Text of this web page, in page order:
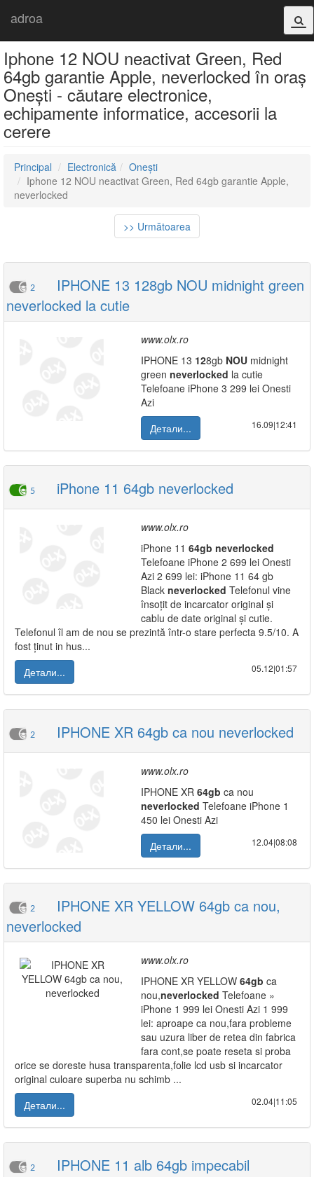
adroa
Iphone 12 NOU neactivat Green, Red
64gb garantie Apple, neverlocked în oraș
Onești - căutare electronice,
echipamente informatice, accesorii la
cerere
Principal Electronică
Onești
Iphone 12 NOU neactivat Green, Red 64gb garantie Apple,
neverlocked
>> Următoarea
2
IPHONE 13 128gb NOU midnight green
neverlocked la cutie
www.olx.ro
IPHONE 13 128gb NOU midnight
green neverlocked la cutie
Telefoane iPhone 3 299 lei Onesti
Azi
Детали...
16.09|12:41
5 iPhone 11 64gb neverlocked
www.olx.ro
iPhone 11 64gb neverlocked
Telefoane iPhone 2 699 lei Onesti
Azi 2 699 lei: iPhone 11 64 gb
Black neverlocked Telefonul vine
însoțit de incarcator original și
cablu de date original și cutie.
Telefonul îl am de nou se prezintă într-o stare perfecta 9.5/10. A
fost ținut in hus...
Детали...
05.12|01:57
2 IPHONE XR 64gb ca nou neverlocked
www.olx.ro
IPHONE XR 64gb ca nou
neverlocked Telefoane iPhone 1
450 lei Onesti Azi
Детали...
12.04|08:08
2
IPHONE XR YELLOW 64gb ca nou,
neverlocked
www.olx.ro
IPHONE XR YELLOW 64gb ca
nou,neverlocked Telefoane »
iPhone 1 999 lei Onesti Azi 1 999
lei: aproape ca nou,fara probleme
sau uzura liber de retea din fabrica
fara cont,se poate reseta si proba
orice se doreste husa transparenta,folie lcd usb si incarcator
original culoare superba nu schimb ...
Детали...
02.04|11:05
2
IPHONE 11 alb 64gb impecabil